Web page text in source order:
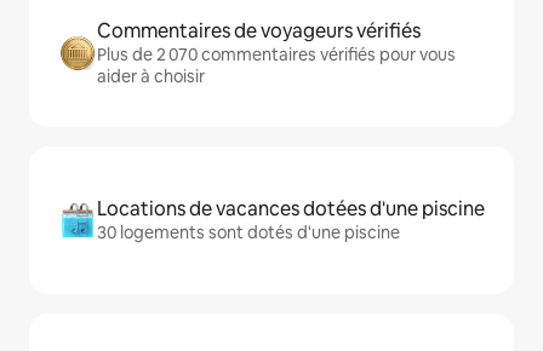
Commentaires de voyageurs vérifiés
Plus de 2 070 commentaires vérifiés pour vous
aider à choisir
Locations de vacances dotées d'une piscine
30 logements sont dotés d'une piscine